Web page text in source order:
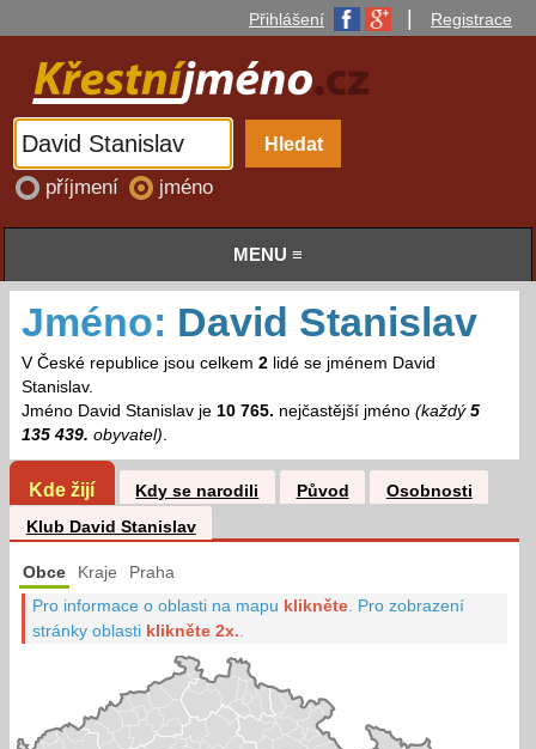
Přihlášení Registrace
příjmení jméno
MENU ≡
Jméno: David Stanislav
V České republice jsou celkem 2lidé se jménem David
Stanislav.
Jméno David Stanislav je 10 765. nejčastější jméno (každý 5
135 439. obyvatel).
Kde žijí Kdy se narodili Původ
Osobnosti
Klub David Stanislav
Obce Kraje Praha
Pro informace o oblasti na mapu klikněte Pro zobrazení
stránky oblasti klikněte 2x.